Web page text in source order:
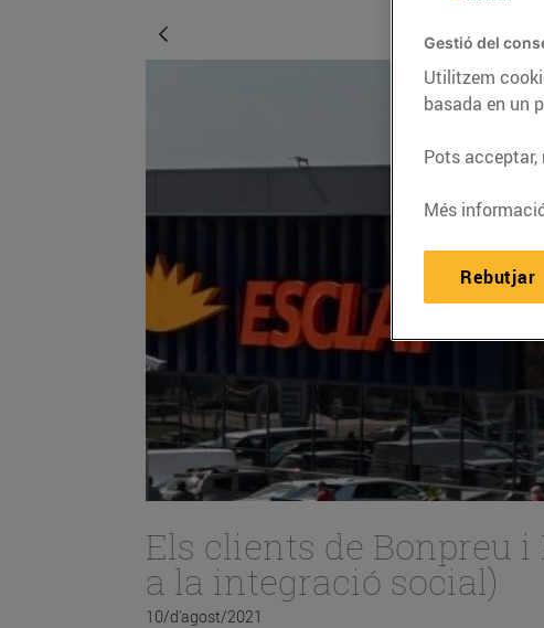
Els clients de Bonpreu i
a la integració social)
10/d’agost/2021
Gestió del
Utilitzem
basada en un
Pots acceptar,
Més
Rebutjar